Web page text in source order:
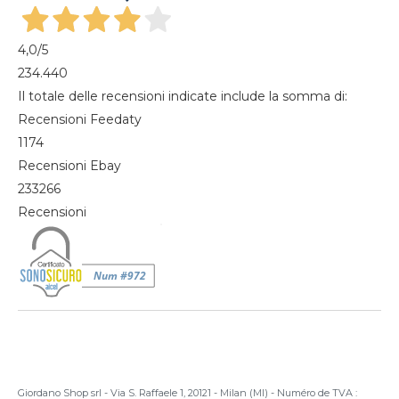
4,0/5
234.440
Il totale delle recensioni indicate include la somma di:
Recensioni Feedaty
1174
Recensioni Ebay
233266
Recensioni
Giordano Shop srl - Via S. Raffaele 1, 20121 - Milan (MI) - Numéro de TVA :